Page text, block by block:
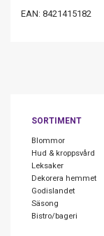
EAN: 8421415182
SORTIMENT
Blommor
Hud & kroppsvård
Leksaker
Dekorera hemmet
Godislandet
Säsong
Bistro/bageri